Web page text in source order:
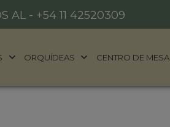
AL - +54 11 42520309
ORQUÍDEAS CENTRO DE MESA